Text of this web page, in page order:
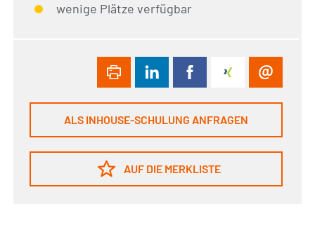
wenige Plätze verfügbar
ALS INHOUSE-SCHULUNG ANFRAGEN
AUF DIE MERKLISTE